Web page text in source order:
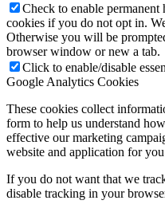
Check to enable permanent
cookies if you do not opt in.
Otherwise you will be
browser window or new a tab.
Click to enable/disable
Google Analytics Cookies
These cookies collect
form to help us understand
effective our marketing
website and application for
If you do not want that we
disable tracking in your